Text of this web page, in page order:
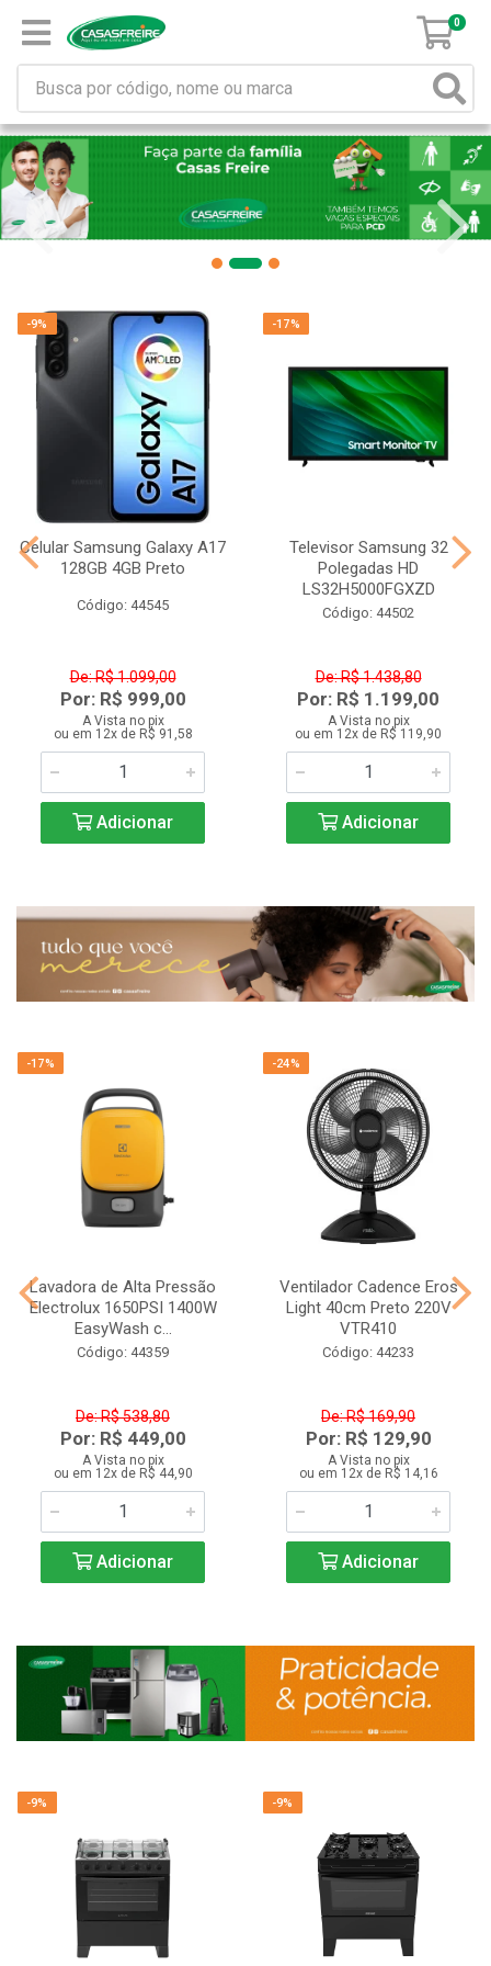
0
-9%
Celular Samsung Galaxy A17
128GB 4GB Preto
Código: 44545
De: R$ 1.099,00
Por: R$ 999,00
A Vista no pix
ou em 12x de R$ 91,58
Adicionar
-17%
Televisor Samsung 32
Polegadas HD
LS32H5000FGXZD
Código: 44502
De: R$ 1.438,80
Por: R$ 1.199,00
A Vista no pix
ou em 12x de R$ 119,90
Adicionar
-17%
Lavadora de Alta Pressão
Electrolux 1650PSI 1400W
EasyWash c...
Código: 44359
De: R$ 538,80
Por: R$ 449,00
A Vista no pix
ou em 12x de R$ 44,90
Adicionar
-24%
Ventilador Cadence Eros
Light 40cm Preto 220V
VTR410
Código: 44233
De: R$ 169,90
Por: R$ 129,90
A Vista no pix
ou em 12x de R$ 14,16
Adicionar
-9% -9%